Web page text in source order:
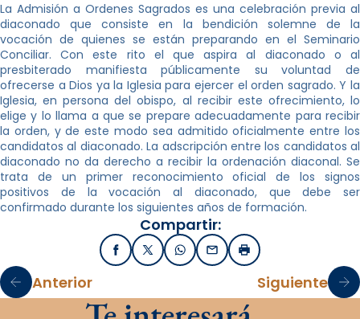
La Admisión a Ordenes Sagrados es una celebración previa al
diaconado que consiste en la bendición solemne de la
vocación de quienes se están preparando en el Seminario
Conciliar. Con este rito el que aspira al diaconado o al
presbiterado manifiesta públicamente su voluntad de
ofrecerse a Dios ya la Iglesia para ejercer el orden sagrado. Y la
Iglesia, en persona del obispo, al recibir este ofrecimiento, lo
elige y lo llama a que se prepare adecuadamente para recibir
la orden, y de este modo sea admitido oficialmente entre los
candidatos al diaconado. La adscripción entre los candidatos al
diaconado no da derecho a recibir la ordenación diaconal. Se
trata de un primer reconocimiento oficial de los signos
positivos de la vocación al diaconado, que debe ser
confirmado durante los siguientes años de formación.
Compartir:
FacebookX / TwitterWhatsApp
EmailImprimir
Anterior Siguiente